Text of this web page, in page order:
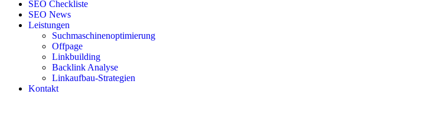
SEO Checkliste
SEO News
Leistungen
Suchmaschinenoptimierung
Offpage
Linkbuilding
Backlink Analyse
Linkaufbau-Strategien
Kontakt